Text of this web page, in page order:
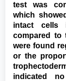
test was
which
intact cells
compared to
were found
or the
indicated